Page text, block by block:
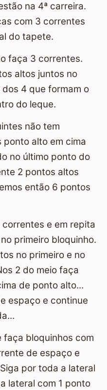
na 4ª carreira.
com 3 correntes
do tapete.
faça 3 correntes.
altos juntos no
4 que formam o
do leque.
não tem
alto em cima
no último ponto do
2 pontos altos
então 6 pontos
e em repita
primeiro bloquinho.
no primeiro e no
2 do meio faça
de ponto alto...
espaço e continue
bloquinhos com
de espaço e
por toda a lateral
lateral com 1 ponto